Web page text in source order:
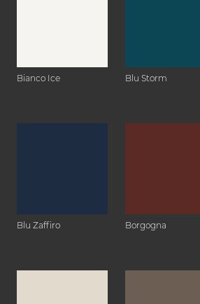
Bianco Ice Blu Storm
Blu Zaffiro Borgogna